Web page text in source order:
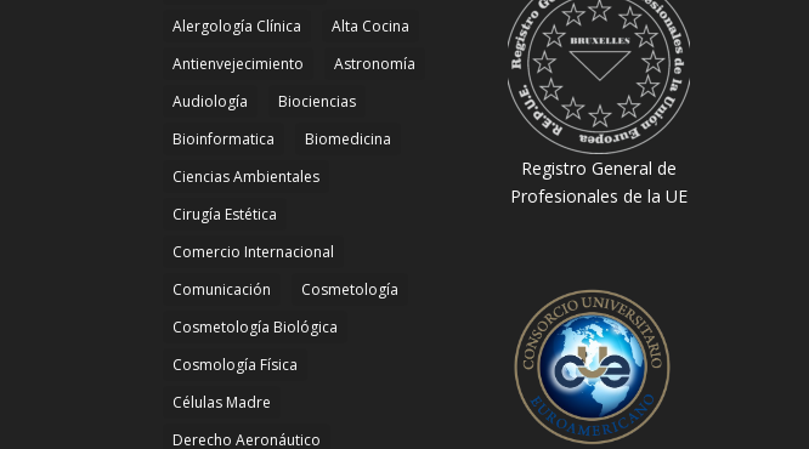
Alergología Clínica
Alta Cocina
Antienvejecimiento
Astronomía
Audiología
Biociencias
Bioinformatica
Biomedicina
Ciencias Ambientales
Cirugía Estética
Comercio Internacional
Comunicación
Cosmetología
Cosmetología Biológica
Cosmología Física
Células Madre
Derecho Aeronáutico
Registro General de
Profesionales de la UE